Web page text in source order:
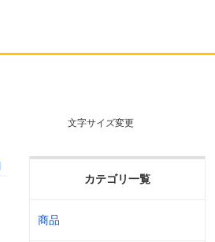
文字サイズ変更
カテゴリ一覧
商品